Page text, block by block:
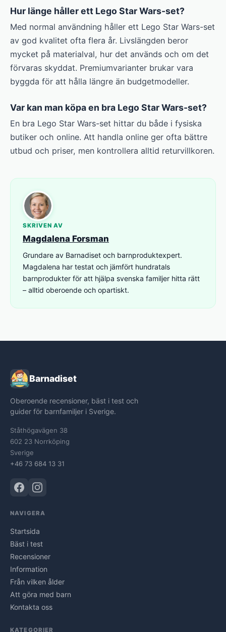
Hur länge håller ett Lego Star Wars-set?
Med normal användning håller ett Lego Star Wars-set
av god kvalitet ofta flera år. Livslängden beror
mycket på materialval, hur det används och om det
förvaras skyddat. Premium­varianter brukar vara
byggda för att hålla längre än budgetmodeller.
Var kan man köpa en bra Lego Star Wars-set?
En bra Lego Star Wars-set hittar du både i fysiska
butiker och online. Att handla online ger ofta bättre
utbud och priser, men kontrollera alltid returvillkoren.
SKRIVEN AV
Magdalena Forsman
Grundare av Barnadiset och barnproduktexpert.
Magdalena har testat och jämfört hundratals
barnprodukter för att hjälpa svenska familjer hitta rätt
– alltid oberoende och opartiskt.
Barnadiset
Oberoende recensioner, bäst i test och
guider för barnfamiljer i Sverige.
Ståthögavägen 38
602 23 Norrköping
Sverige
+46 73 684 13 31
NAVIGERA
Startsida
Bäst i test
Recensioner
Information
Från vilken ålder
Att göra med barn
Kontakta oss
KATEGORIER